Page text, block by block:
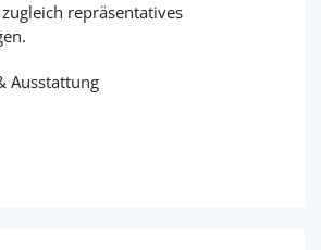
repräsentatives
Ausstattung